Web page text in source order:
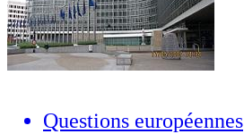
Questions européennes